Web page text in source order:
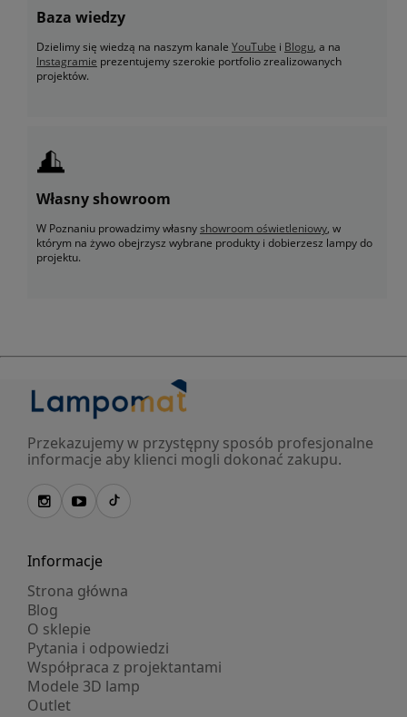
Baza wiedzy
Dzielimy się wiedzą na naszym kanale YouTube i Blogu, a na
Instagramie prezentujemy szerokie portfolio zrealizowanych
projektów.
Własny showroom
W Poznaniu prowadzimy własnyshowroom oświetleniowy, w
którym na żywo obejrzysz wybrane produkty i dobierzesz lampy do
projektu.
Przekazujemy w przystępny sposób profesjonalne
informacje aby klienci mogli dokonać zakupu.
Informacje
Strona główna
Blog
O sklepie
Pytania i odpowiedzi
Współpraca z projektantami
Modele 3D lamp
Outlet